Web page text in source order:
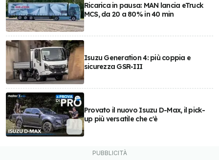
Ricarica in pausa: MAN lancia eTruck
MCS, da 20 a 80% in 40 min
Isuzu Generation 4: più coppia e
sicurezza GSR-III
Provato il nuovo Isuzu D-Max, il pick-
up più versatile che c'è